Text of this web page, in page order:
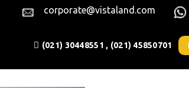
corporate@vistaland.com
(021) 30448551 , (021) 45850701